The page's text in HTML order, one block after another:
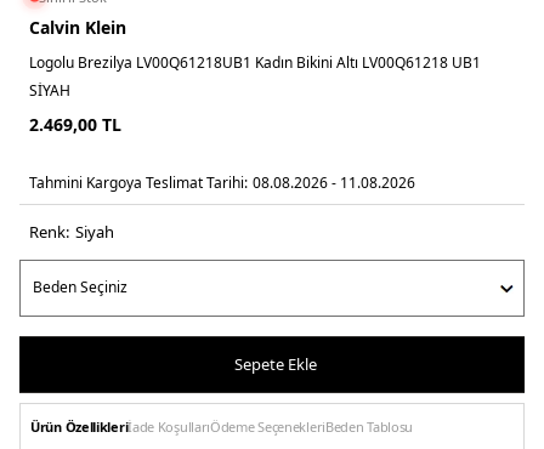
Calvin Klein
Logolu Brezilya LV00Q61218UB1 Kadın Bikini Altı LV00Q61218 UB1
SİYAH
2.469,00 TL
Tahmini Kargoya Teslimat Tarihi: 08.08.2026 - 11.08.2026
Renk: si̇yah
Sepete Ekle
Ürün Özellikleriİade KoşullarıÖdeme SeçenekleriBeden Tablosu